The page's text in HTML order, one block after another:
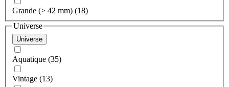
Grande (> 42 mm) (18)
Universe
Universe
Aquatique (35)
Vintage (13)